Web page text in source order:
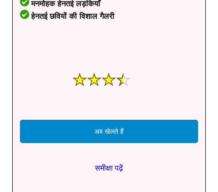
मनमोहक हेनतई लड़कियाँ
हेनतई छवियों की विशाल गैलरी
अब खेलते हैं
समीक्षा पढ़ें